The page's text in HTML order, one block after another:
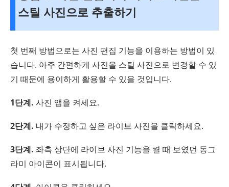
스틸 사진으로 추출하기
첫 번째 방법으로는 사진 편집 기능을 이용하는 방법이 있
습니다. 아주 간편하게 사진을 스틸 사진으로 변경할 수 있
기 때문에 용이하게 활용할 수 있을 것입니다.
1단계. 사진 앱을 켜세요.
2단계. 내가 수정하고 싶은 라이브 사진을 클릭하세요.
3단계. 좌측 상단에 라이브 사진 기능을 켤 때 보였던 동그
라미 아이콘이 표시됩니다.